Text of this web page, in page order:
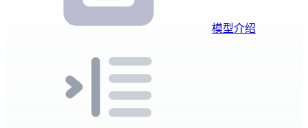
模型介绍